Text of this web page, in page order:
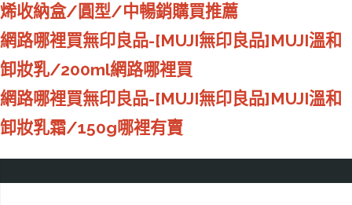
烯收納盒/圓型/中暢銷購買推薦
網路哪裡買無印良品-[MUJI無印良品]MUJI溫和
卸妝乳/200ml網路哪裡買
網路哪裡買無印良品-[MUJI無印良品]MUJI溫和
卸妝乳霜/150g哪裡有賣